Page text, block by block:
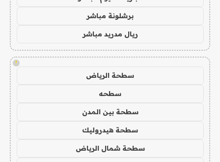
برشلونة مباشر
ريال مدريد مباشر
!
سطحة الرياض
سطحه
سطحة بين المدن
سطحة هيدروليك
سطحة شمال الرياض